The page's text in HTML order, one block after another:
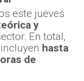
este jueves
y
En total,
hasta
de